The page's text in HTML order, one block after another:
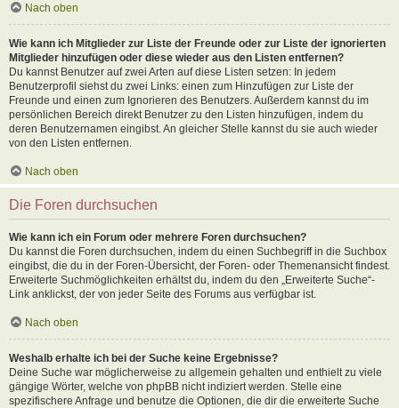
Nach oben
Wie kann ich Mitglieder zur Liste der Freunde oder zur Liste der ignorierten
Mitglieder hinzufügen oder diese wieder aus den Listen entfernen?
Du kannst Benutzer auf zwei Arten auf diese Listen setzen: In jedem
Benutzerprofil siehst du zwei Links: einen zum Hinzufügen zur Liste der
Freunde und einen zum Ignorieren des Benutzers. Außerdem kannst du im
persönlichen Bereich direkt Benutzer zu den Listen hinzufügen, indem du
deren Benutzernamen eingibst. An gleicher Stelle kannst du sie auch wieder
von den Listen entfernen.
Nach oben
Die Foren durchsuchen
Wie kann ich ein Forum oder mehrere Foren durchsuchen?
Du kannst die Foren durchsuchen, indem du einen Suchbegriff in die Suchbox
eingibst, die du in der Foren-Übersicht, der Foren- oder Themenansicht findest.
Erweiterte Suchmöglichkeiten erhältst du, indem du den „Erweiterte Suche“-
Link anklickst, der von jeder Seite des Forums aus verfügbar ist.
Nach oben
Weshalb erhalte ich bei der Suche keine Ergebnisse?
Deine Suche war möglicherweise zu allgemein gehalten und enthielt zu viele
gängige Wörter, welche von phpBB nicht indiziert werden. Stelle eine
spezifischere Anfrage und benutze die Optionen, die dir die erweiterte Suche